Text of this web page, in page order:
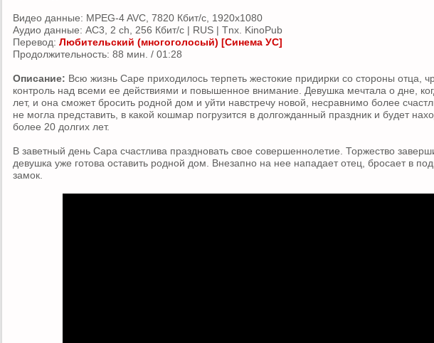
Видео данные: MPEG-4 AVC, 7820 Кбит/с, 1920x1080
Аудио данные: AC3, 2 ch, 256 Кбит/с | RUS | Tnx. KinoPub
Перевод: Любительский (многоголосый) [Синема УС]
Продолжительность: 88 мин. / 01:28
Описание: Всю жизнь Саре приходилось терпеть жестокие придирки со стороны отца,
контроль над всеми ее действиями и повышенное внимание. Девушка мечтала о дне,
лет, и она сможет бросить родной дом и уйти навстречу новой, несравнимо более
не могла представить, в какой кошмар погрузится в долгожданный праздник и будет
более 20 долгих лет.
В заветный день Сара счастлива праздновать свое совершеннолетие. Торжество
девушка уже готова оставить родной дом. Внезапно на нее нападает отец, бросает в
замок.